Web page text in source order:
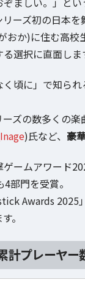
ーズ初の日本を
おか)に住む高
選択に直面しま
頃に」で知ら
ズの数多くの
)氏など、 豪
ームアワード
部門を受賞。
Awards 2025
。
計プレーヤ